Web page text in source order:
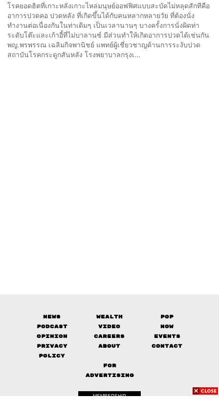
โรคยอดฮิตที่เกาะหลังเกาะไหล่มนุษย์ออฟฟิศแบบสะบัดไม่หลุดสักทีคือ
อาการปวดคอ ปวดหลัง ที่เกิดขึ้นได้กับคนหลากหลายวัย ที่ต้องนั่ง
ทำงานต่อเนื่องกันในท่าเดิมๆ เป็นเวลานานๆ บางครั้งการนั่งผิดท่า
ระดับโต๊ะและเก้าอี้ที่ไม่บาลานซ์ มีส่วนทำให้เกิดอาการปวดได้เช่นกัน
พญ.พรพรรณ เฉลิมกิจพานิชย์ แพทย์ผู้เชี่ยวชาญด้านการระงับปวด
สถาบันโรคกระดูกสันหลัง โรงพยาบาลกรุงเ...
News Wealth
Pop
Podcast
Video
Now
Opinion
Careers
Events
Privacy
Policy
About Contact
FOR
ADVERTISING
MEMBERSHIP